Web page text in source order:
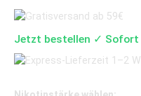
Jetzt bestellen ✓